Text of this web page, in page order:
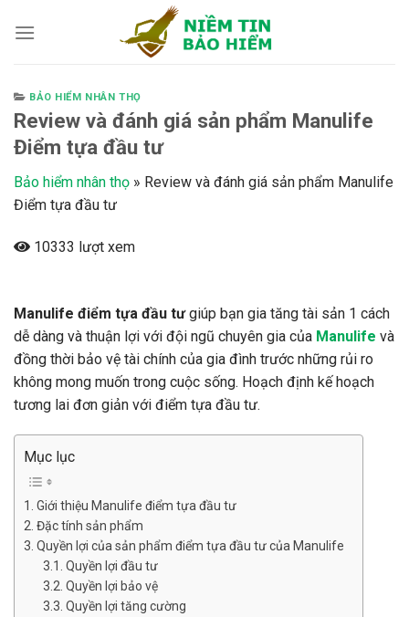
BẢO HIỂM NHÂN THỌ
Review và đánh giá sản phẩm Manulife
Điểm tựa đầu tư
Bảo hiểm nhân thọ » Review và đánh giá sản phẩm Manulife
Điểm tựa đầu tư
10333 lượt xem
Manulife điểm tựa đầu tưgiúp bạn gia tăng tài sản 1 cách
dễ dàng và thuận lợi với đội ngũ chuyên gia của Manulife và
đồng thời bảo vệ tài chính của gia đình trước những rủi ro
không mong muốn trong cuộc sống. Hoạch định kế hoạch
tương lai đơn giản với điểm tựa đầu tư.
Mục lục
Giới thiệu Manulife điểm tựa đầu tư
Đặc tính sản phẩm
Quyền lợi của sản phẩm điểm tựa đầu tư của Manulife
Quyền lợi đầu tư
Quyền lợi bảo vệ
Quyền lợi tăng cường